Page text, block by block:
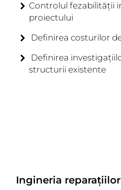
Controlul fezabilității
proiectului
Definirea costurilor
Definirea
structurii existente
Ingineria